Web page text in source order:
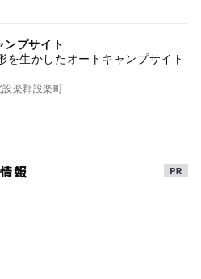
ンプサイト
を生かしたオートキャンプサイト
設楽郡設楽町
報